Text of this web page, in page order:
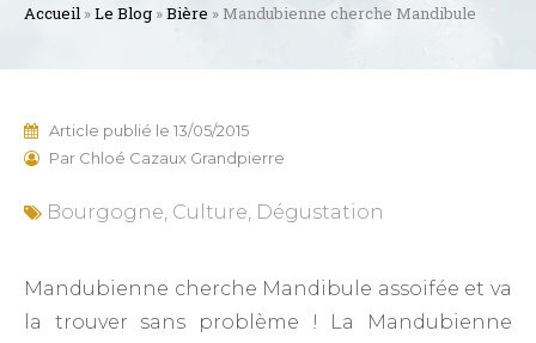
Accueil »Le Blog »Bière » Mandubienne cherche Mandibule
Article publié le13/05/2015
Par Chloé Cazaux Grandpierre
Bourgogne, Culture, Dégustation
Mandubienne cherche Mandibule assoifée et va
la trouver sans problème ! La Mandubienne